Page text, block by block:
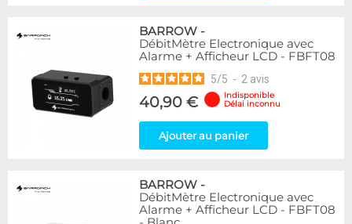
BARROW -
DébitMètre Electronique avec
Alarme + Afficheur LCD - FBFT08
5/5 - 2 avis
40,90 €
Indisponible
Délai inconnu
Ajouter au panier
BARROW -
DébitMètre Electronique avec
Alarme + Afficheur LCD - FBFT08